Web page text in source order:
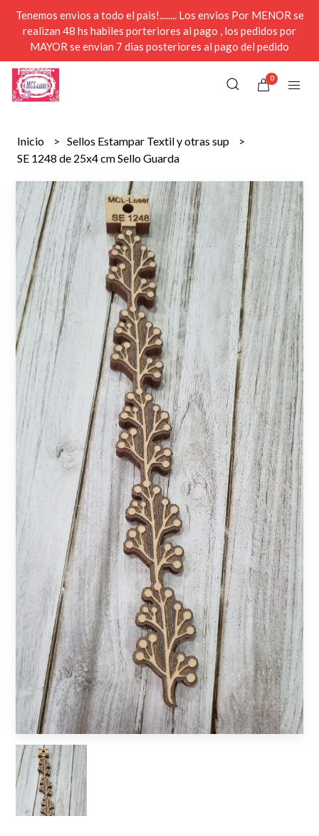
Tenemos envios a todo el pais!........ Los envios Por MENOR se
realizan 48 hs habiles porteriores al pago , los pedidos por
MAYOR se envian 7 dias posteriores al pago del pedido
0
Inicio
Sellos Estampar Textil y otras sup
SE 1248 de 25x4 cm Sello Guarda